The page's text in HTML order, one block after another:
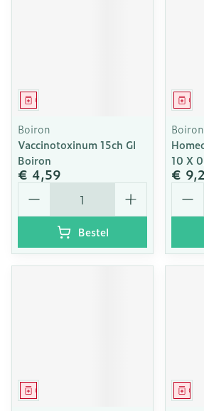
Geneesmiddel
Boiron
Vaccinotoxinum 15ch Gl
Boiron
€ 4,59
Aantal
Bestel
Boiron
10 X
€
Aantal
Geneesmiddel